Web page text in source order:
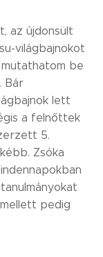
az újdonsült
világbajnokot
be
Bár
lett
a felnőttek
5.
Zsóka
pedig